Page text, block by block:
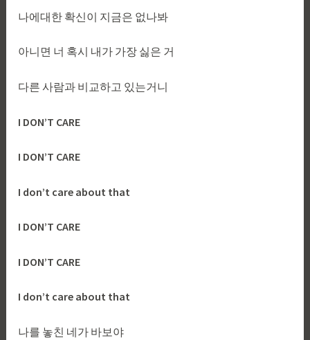
나에대한 확신이 지금은 없나봐
아니면 너 혹시 내가 가장 싫은 거
다른 사람과 비교하고 있는거니
I DON’T CARE
I DON’T CARE
I don’t care about that
I DON’T CARE
I DON’T CARE
I don’t care about that
나를 놓친 네가 바보야